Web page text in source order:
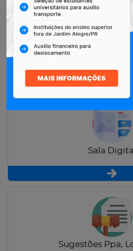
Restituição de
Sala Digital
Sugestões Ppa,